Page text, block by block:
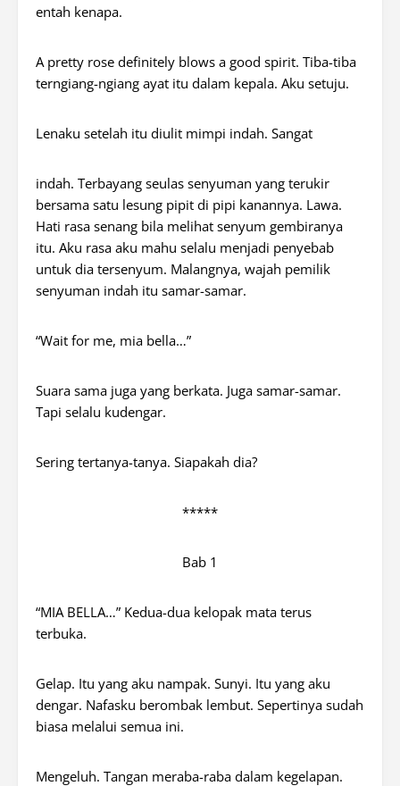
entah kenapa.
A pretty rose definitely blows a good spirit. Tiba-tiba
terngiang-ngiang ayat itu dalam kepala. Aku setuju.
Lenaku setelah itu diulit mimpi indah. Sangat
indah. Terbayang seulas senyuman yang terukir
bersama satu lesung pipit di pipi kanannya. Lawa.
Hati rasa senang bila melihat senyum gembiranya
itu. Aku rasa aku mahu selalu menjadi penyebab
untuk dia tersenyum. Malangnya, wajah pemilik
senyuman indah itu samar-samar.
“Wait for me, mia bella…”
Suara sama juga yang berkata. Juga samar-samar.
Tapi selalu kudengar.
Sering tertanya-tanya. Siapakah dia?
*****
Bab 1
“MIA BELLA…” Kedua-dua kelopak mata terus
terbuka.
Gelap. Itu yang aku nampak. Sunyi. Itu yang aku
dengar. Nafasku berombak lembut. Sepertinya sudah
biasa melalui semua ini.
Mengeluh. Tangan meraba-raba dalam kegelapan.